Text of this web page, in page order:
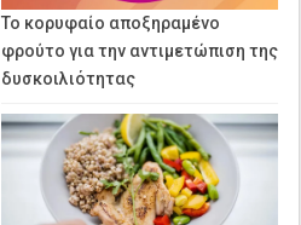
Το κορυφαίο αποξηραμένο
φρούτο για την αντιμετώπιση της
δυσκοιλιότητας